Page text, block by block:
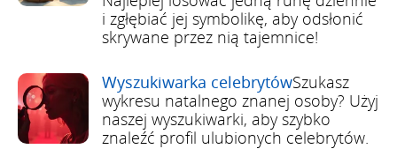
i zgłębiać jej symbolikę, aby odsłonić
skrywane przez nią tajemnice!
Wyszukiwarka celebrytówSzukasz
wykresu natalnego znanej osoby? Użyj
naszej wyszukiwarki, aby szybko
znaleźć profil ulubionych celebrytów.